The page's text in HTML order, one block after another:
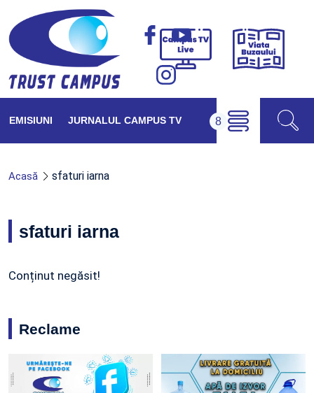
Campus
Viața
EMISIUNI JURNALUL CAMPUS TV
Acasă sfaturi iarna
sfaturi iarna
Conținut negăsit!
Reclame